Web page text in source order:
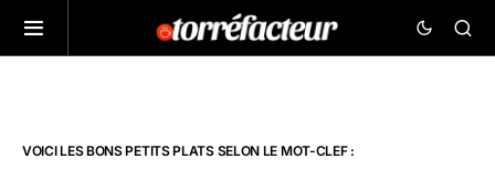
VOICI LES BONS PETITS PLATS SELON LE MOT-CLEF :